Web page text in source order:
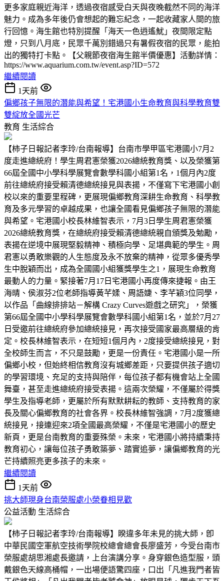
更多家庭親近海洋，透過夜宿感受白天與夜晚截然不同的海洋
魅力。成為多年後仍會想起的難忘紀念，一起收藏家人間的旅
行回憶。海生館也特別提醒「海天一色逍遙魷」夜間限定點
燈，只到八月底，民眾千萬別錯過只有暑假夜宿的民眾，能拍
出的獨特打卡點。【父親節夜宿海生館半價優惠】活動詳情：
https://www.aquarium.com.tw/event.asp?ID=572
繼續閱讀
1天前
偏鄉孩子無限的潛能與希望！宅港國小生命教育與科學教育雙
雙綻放全國光芒
教育 生活綜合
【柿子日報記者李玲/台南報導】台南市學甲區宅港國小7月2
度走進總統府！學生周君憲榮獲2026總統教育獎、以及榮獲第
66屆全國中小學科學展覽會數學科國小組第1名，1個月內2度
前往總統府接受賴清德總統接見與表揚，不僅寫下宅港國小創
校以來的重要里程碑，更展現偏鄉教育深耕生命教育、科學教
育及多元學習的卓越成果，也讓全國看見偏鄉孩子無限的潛能
與希望。宅港國小校長林維智表示，7月3日學生周君憲榮獲
2026總統教育獎，在總統府接受賴清德總統親自頒獎及勉勵，
表揚在逆境中展現堅毅精神、積極向學、足堪典範的學生。周
君憲以勇敢樂觀的人生態度及永不放棄的精神，從眾多優秀學
生中脫穎而出，成為全國國小組獲獎學生之1，展現生命教育
最動人的力量。緊接著7月17日宅港國小再度傳來捷報。由王
海晴、侯淑芬2位老師指導黃芊媃、周語婕、李芊穎3位同學，
以作品「曲線排排站－解構 Crazy Curves遊戲之研究」，榮獲
第66屆全國中小學科學展覽會數學科國小組第1名，並於7月27
日受邀前往總統府參加總統接見，再次接受國家最高層級的肯
定。校長林維智表示，在短短1個月內，2度接受總統接見，對
全校師生而言，不只是鼓勵，更是一份責任。宅港國小是一所
偏鄉小校，但始終相信教育沒有城鄉差距，只要提供孩子適切
的學習環境、充足的支持與陪伴，每位孩子都有機會站上全國
舞臺，甚至走進總統府接受表揚。這兩次榮耀，不僅屬於得獎
學生及指導老師，更屬於所有默默耕耘的教師、支持教育的家
長及關心偏鄉教育的社會各界。校長林維智強調，7月2度獲總
統接見，接連迎來2項全國最高榮耀，不僅是宅港國小的歷史
新頁，更是台南教育的重要殊榮。未來，宅港國小將持續秉持
教育初心，讓每位孩子勇敢築夢、踏實追夢，讓偏鄉教育的光
芒持續照亮更多孩子的未來。
繼續閱讀
1天前
挑大師現身台南榮服處小榮眷相見歡
公益活動 生活綜合
【柿子日報記者李玲/台南報導】睽違多年未見的挑大師，卽
中華民國空軍航空技術學院校總會總會長廖盛芳，今受台南市
榮服處胡思湘處長邀請，上台演講分享。身穿銀色造型服，頭
戴銀色天線高桶帽，一出場便語驚四座，口出「凡進我門者皆